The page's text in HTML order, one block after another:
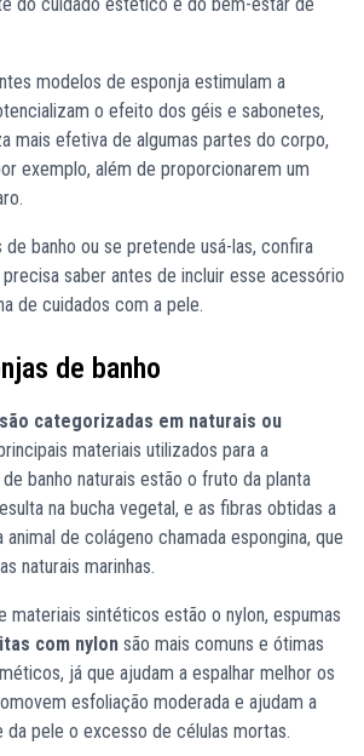
modelos de esponja estimulam a
o efeito dos géis e sabonetes,
mais efetiva de algumas partes do corpo,
exemplo, além de proporcionarem um
banho ou se pretende usá-las, confira
saber antes de incluir esse acessório
de cuidados com a pele.
de banho
categorizadas em naturais ou
materiais utilizados para a
banho naturais estão o fruto da planta
na bucha vegetal, e as fibras obtidas a
de colágeno chamada espongina, que
naturais marinhas.
materiais sintéticos estão o nylon, espumas
com nylon são mais comuns e ótimas
já que ajudam a espalhar melhor os
esfoliação moderada e ajudam a
pele o excesso de células mortas.